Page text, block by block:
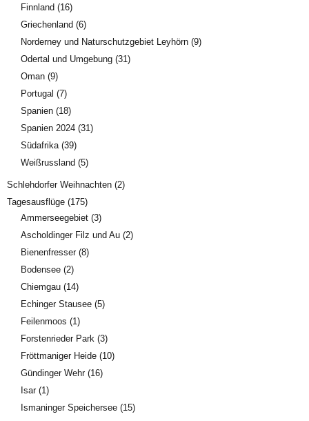
Finnland (16)
Griechenland (6)
Norderney und Naturschutzgebiet Leyhörn (9)
Odertal und Umgebung (31)
Oman (9)
Portugal (7)
Spanien (18)
Spanien 2024 (31)
Südafrika (39)
Weißrussland (5)
Schlehdorfer Weihnachten (2)
Tagesausflüge (175)
Ammerseegebiet (3)
Ascholdinger Filz und Au (2)
Bienenfresser(8)
Bodensee (2)
Chiemgau (14)
Echinger Stausee (5)
Feilenmoos (1)
Forstenrieder Park (3)
Fröttmaniger Heide (10)
Gündinger Wehr(16)
Isar(1)
Ismaninger Speichersee (15)